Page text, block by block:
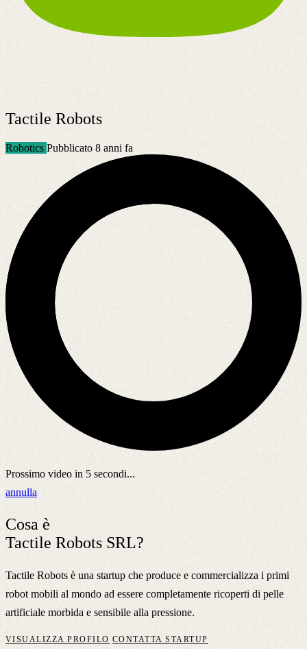
Tactile Robots
Robotics Pubblicato 8 anni fa
Prossimo video in 5 secondi...
annulla
Cosa è
Tactile Robots SRL?
Tactile Robots è una startup che produce e commercializza i primi
robot mobili al mondo ad essere completamente ricoperti di pelle
artificiale morbida e sensibile alla pressione.
VISUALIZZA PROFILO CONTATTA STARTUP